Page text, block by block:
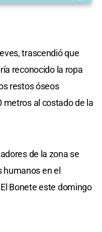
trascendió que
reconocido la ropa
restos óseos
al costado de la
de la zona se
humanos en el
Bonete este domingo